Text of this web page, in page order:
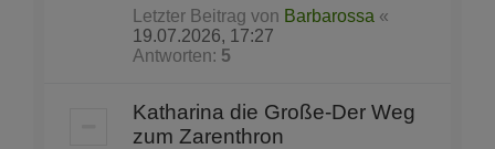
Letzter Beitrag von Barbarossa «
19.07.2026, 17:27
Antworten: 5
Katharina die Große-Der Weg
zum Zarenthron